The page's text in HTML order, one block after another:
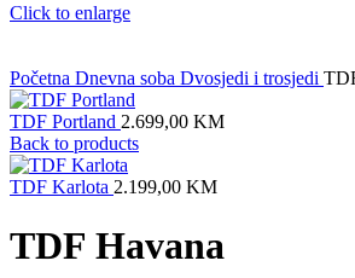
Click to enlarge
Početna Dnevna soba Dvosjedi i trosjedi
TDF Portland 2.699,00 KM
Back to products
TDF Karlota 2.199,00 KM
TDF Havana